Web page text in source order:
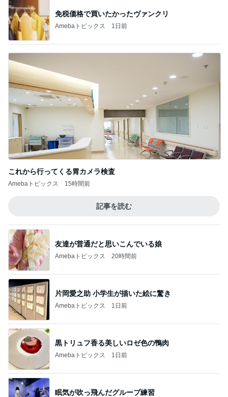
免税価格で買いたかったヴァンクリ
Amebaトピックス 1日前
これから行ってくる胃カメラ検査
Amebaトピックス 15時間前
記事を読む
友達が普通だと思いこんでいる娘
Amebaトピックス 20時間前
片岡愛之助 小学生が描いた絵に驚き
Amebaトピックス 1日前
黒トリュフ香る美しいロゼ色の鴨肉
Amebaトピックス 1日前
眠気が吹っ飛んだグループ練習